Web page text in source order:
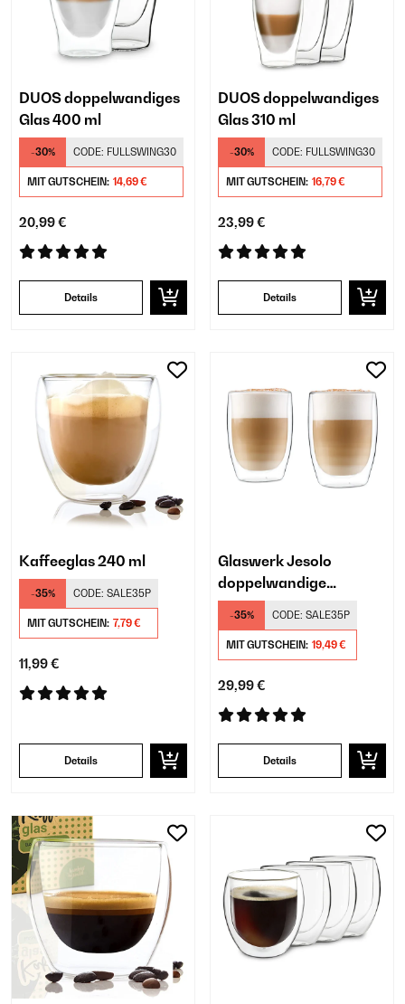
DUOS doppelwandiges
Glas 400 ml
-30% CODE: FULLSWING30
MIT GUTSCHEIN: 14,69 €
20,99 €
Details
DUOS doppelwandiges
Glas 310 ml
-30% CODE: FULLSWING30
MIT GUTSCHEIN: 16,79 €
23,99 €
Details
Kaffeeglas 240 ml
-35% CODE: SALE35P
MIT GUTSCHEIN: 7,79 €
11,99 €
Details
Glaswerk Jesolo
doppelwandige
Thermogläser
-35% CODE: SALE35P
MIT GUTSCHEIN: 19,49 €
29,99 €
Details